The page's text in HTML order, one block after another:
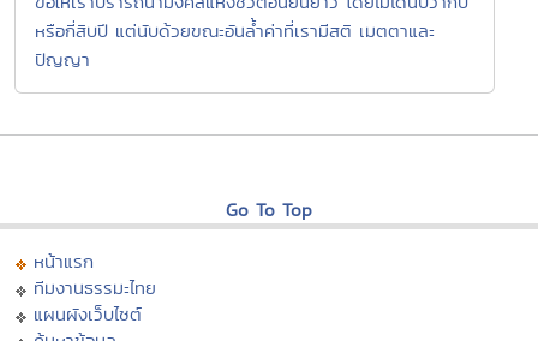
หรือกี่สิบปี แต่นับด้วยขณะอันลํ้าค่าที่เรามีสติ เมตตาและ
ปัญญา
Go To Top
หน้าแรก
ทีมงานธรรมะไทย
แผนผังเว็บไซต์